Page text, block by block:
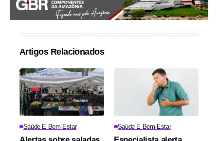
Artigos Relacionados
Saúde E Bem-Estar Saúde E Bem-Estar